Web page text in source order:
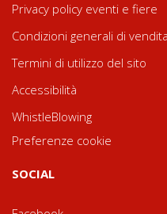
Privacy policy eventi e fiere
Condizioni generali di vendita
Termini di utilizzo del sito
Accessibilità
WhistleBlowing
Preferenze cookie
SOCIAL